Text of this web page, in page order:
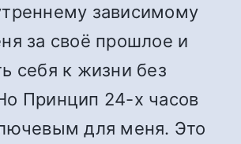
зависимому
за своё прошлое и
себя к жизни без
Принцип 24-х часов
для меня. Это